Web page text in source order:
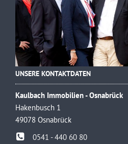
UNSERE KONTAKTDATEN
Kaulbach Immobilien - Osnabrück
Hakenbusch 1
49078 Osnabrück
0541 - 440 60 80